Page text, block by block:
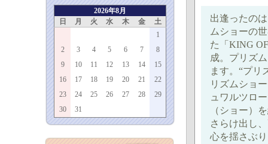
2026年8月
日
月 火 水 木 金
土
1
2
3 4 5 6 7
8
9
10 11 12 13 14
15
16
17 18 19 20 21
22
23
24 25 26 27 28
29
30
31
出逢ったの
ムショーの
た「KING
成。プリズ
ます。“プリ
リズムショ
ュワルツロ
（ショー）
さらけ出し
心を揺さぶ